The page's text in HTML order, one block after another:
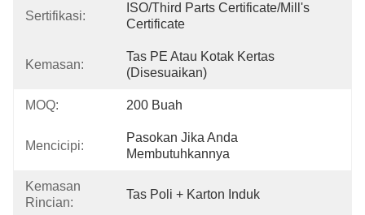
Sertifikasi:
ISO/Third Parts Certificate/Mill's
Certificate
Kemasan:
Tas PE Atau Kotak Kertas
(Disesuaikan)
MOQ: 200 Buah
Mencicipi:
Pasokan Jika Anda
Membutuhkannya
Kemasan
Rincian:
Tas Poli + Karton Induk